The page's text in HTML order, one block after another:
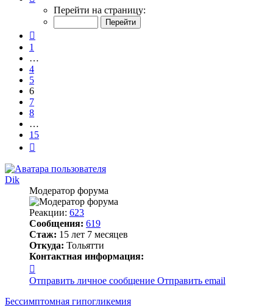
Перейти на страницу:
1
…
4
5
6
7
8
…
15
Dik
Модератор форума
Реакции: 623
Сообщения: 619
Стаж: 15 лет 7 месяцев
Откуда: Тольятти
Контактная информация:
информация
пользователя
Dik
Отправить личное сообщение Отправить email
Бессимптомная гипогликемия